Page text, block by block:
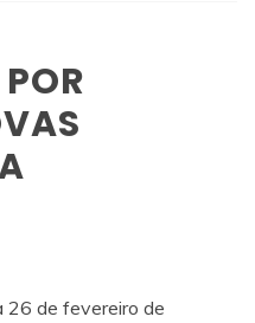
26 de fevereiro de